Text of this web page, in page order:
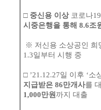
□ 중신용 이상코로나
시중은행을 통해 8.6조
※ 저신용 소상공인 희
1.3일부터 시행 중
□ ’21.12.27일 이후 ‘소
지급받은 86만개사를
1,000만원 까지 대출